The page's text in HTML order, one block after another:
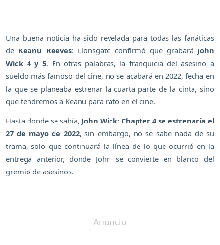
Una buena noticia ha sido revelada para todas las fanáticas
de Keanu Reeves: Lionsgate confirmó que grabará John
Wick 4 y 5. En otras palabras, la franquicia del asesino a
sueldo más famoso del cine, no se acabará en 2022, fecha en
la que se planeaba estrenar la cuarta parte de la cinta, sino
que tendremos a Keanu para rato en el cine.
Hasta donde se sabía, John Wick: Chapter 4 se estrenaría el
27 de mayo de 2022, sin embargo, no se sabe nada de su
trama, solo que continuará la línea de lo que ocurrió en la
entrega anterior, donde John se convierte en blanco del
gremio de asesinos.